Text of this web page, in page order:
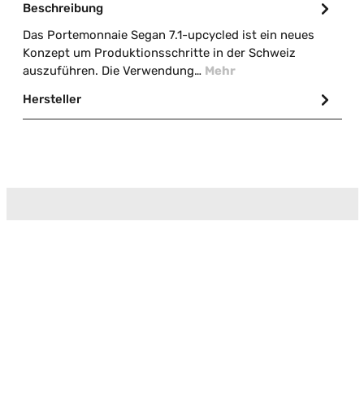
Beschreibung
Das Portemonnaie Segan 7.1-upcycled ist ein neues
Konzept um Produktionsschritte in der Schweiz
auszuführen. Die Verwendung… Mehr
Hersteller